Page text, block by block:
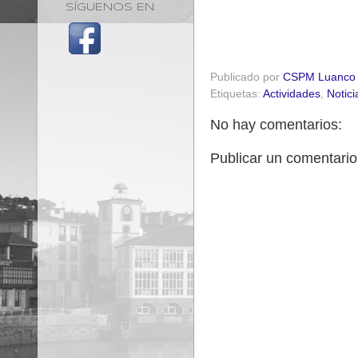
Publicado por CSPM Luanco
Etiquetas: Actividades,
No hay comentarios:
Publicar un comentario
SÍGUENOS EN